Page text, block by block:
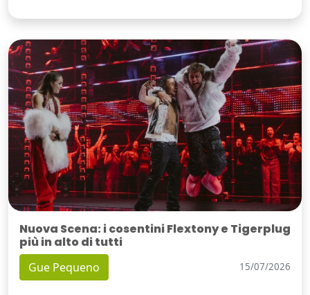
Nuova Scena: i cosentini Flextony e Tigerplug
più in alto di tutti
Gue Pequeno 15/07/2026